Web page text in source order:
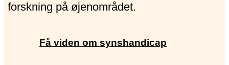
forskning på øjenområdet.
Få viden om synshandicap